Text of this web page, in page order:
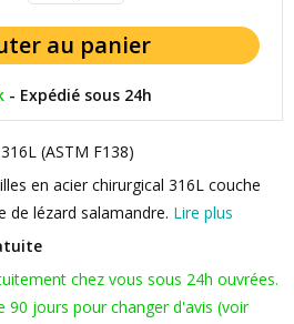
- Expédié sous 24h
(ASTM F138)
en acier chirurgical 316L couche
de lézard salamandre. Lire plus
chez vous sous 24h ouvrées.
90 jours pour changer d'avis (voir